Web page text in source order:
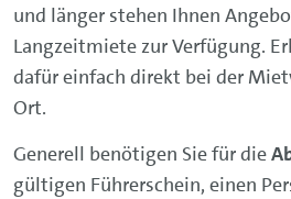
und länger stehen Ihnen
Langzeitmiete zur Verfügung.
dafür einfach direkt bei der
Ort.
Generell benötigen Sie für die
gültigen Führerschein, einen